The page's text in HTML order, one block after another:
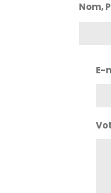
Nom,
E-